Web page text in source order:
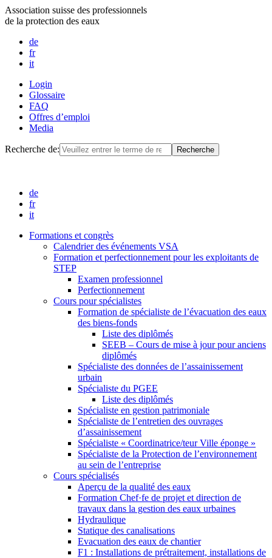
Association suisse des professionnels
de la protection des eaux
de
fr
it
Login
Glossaire
FAQ
Offres d’emploi
Media
Recherche de:
de
fr
it
Formations et congrès
Calendrier des événements VSA
Formation et perfectionnement pour les exploitants de
STEP
Examen professionnel
Perfectionnement
Cours pour spécialistes
Formation de spécialiste de l’évacuation des eaux
des biens-fonds
Liste des diplômés
SEEB – Cours de mise à jour pour anciens
diplômés
Spécialiste des données de l’assainissement
urbain
Spécialiste du PGEE
Liste des diplômés
Spécialiste en gestion patrimoniale
Spécialiste de l’entretien des ouvrages
d’assainissement
Spécialiste « Coordinatrice/teur Ville éponge »
Spécialiste de la Protection de l’environnement
au sein de l’entreprise
Cours spécialisés
Aperçu de la qualité des eaux
Formation Chef·fe de projet et direction de
travaux dans la gestion des eaux urbaines
Hydraulique
Statique des canalisations
Evacuation des eaux de chantier
F1 : Installations de prétraitement, installations de